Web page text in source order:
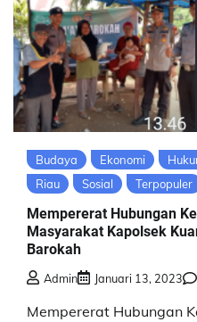
Budaya Ekonomi
Riau
Sosial Terpopuler
Mempererat Hubungan
Masyarakat Kapolsek
Barokah
Admin Januari 13, 2023
Mempererat Hubungan